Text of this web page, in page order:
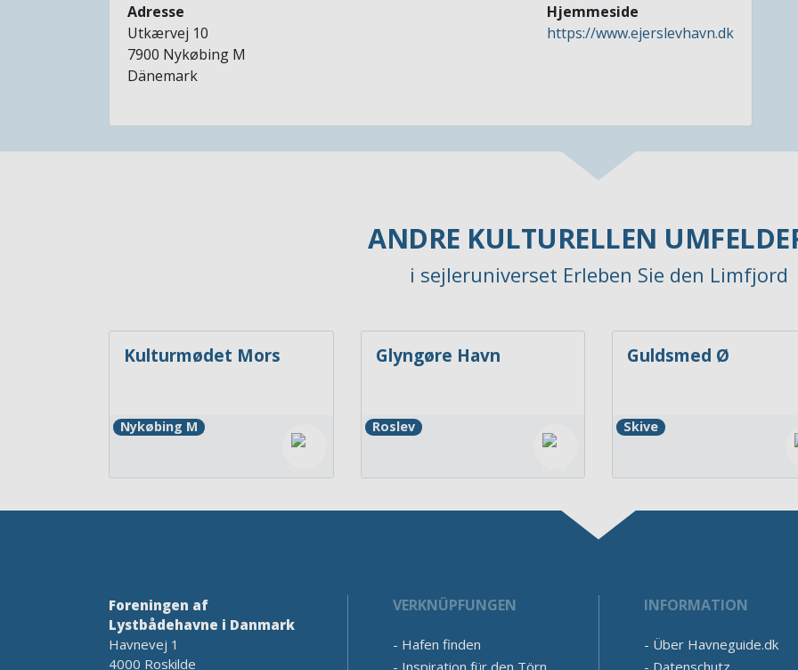
Adresse
Utkærvej 10
7900 Nykøbing M
Dänemark
Hjemmeside
https://www.ejerslevhavn.dk
ANDRE KULTURELLEN
i sejleruniverset Erleben Sie den Limfjord
Kulturmødet Mors
Nykøbing M
Glyngøre Havn
Roslev
Guldsmed Ø
Skive
Foreningen af
Lystbådehavne i Danmark
Havnevej 1
4000 Roskilde
VERKNÜPFUNGEN
Hafen finden
Inspiration für den Törn
INFORMATION
Über Havneguide.dk
Datenschutz